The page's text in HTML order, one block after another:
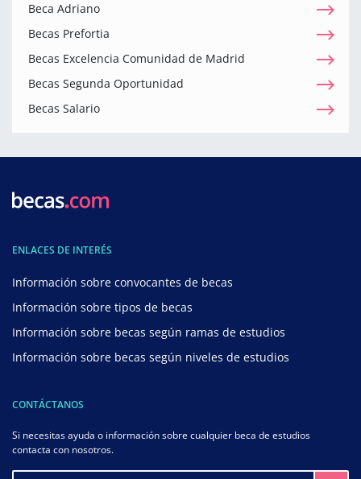
Beca Adriano
Becas Prefortia
Becas Excelencia Comunidad de Madrid
Becas Segunda Oportunidad
Becas Salario
ENLACES DE INTERÉS
Información sobre convocantes de becas
Información sobre tipos de becas
Información sobre becas según ramas de estudios
Información sobre becas según niveles de estudios
CONTÁCTANOS
Si necesitas ayuda o información sobre cualquier beca de estudios
contacta con nosotros.